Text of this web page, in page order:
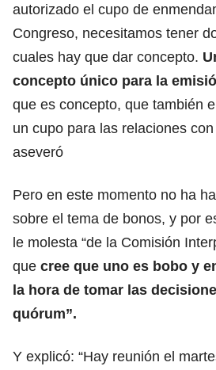
autorizado el cupo de
Congreso, necesitamos tener
cuales hay que dar concepto.
concepto único para la
que es concepto, que también
un cupo para las relaciones
aseveró
Pero en este momento no ha
sobre el tema de bonos, y por
le molesta “de la Comisión
que cree que uno es bobo y
la hora de tomar las
quórum”.
Y explicó: “Hay reunión el